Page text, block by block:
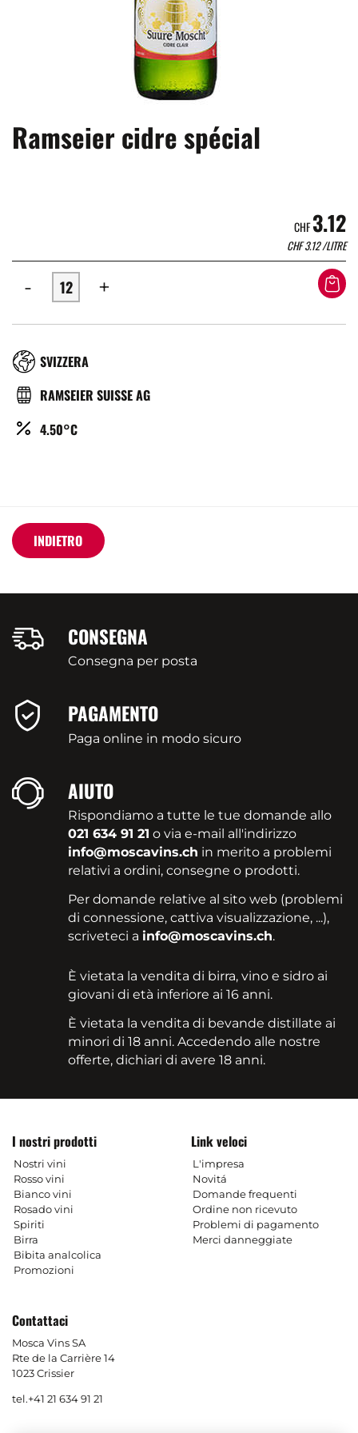
Ramseier cidre spécial
CHF3.12
CHF3.12/LITRE
- +
RÉGION
SVIZZERA
BRASSERIE
RAMSEIER SUISSE AG
ALCOOL
4.50°C
INDIETRO
CONSEGNA
Consegna per posta
PAGAMENTO
Paga online in modo sicuro
AIUTO
Rispondiamo a tutte le tue domande allo
021 634 91 21 o via e-mail all'indirizzo
info@moscavins.ch in merito a problemi
relativi a ordini, consegne o prodotti.
Per domande relative al sito web (problemi
di connessione, cattiva visualizzazione, ...),
scriveteci a info@moscavins.ch.
È vietata la vendita di birra, vino e sidro ai
giovani di età inferiore ai 16 anni.
È vietata la vendita di bevande distillate ai
minori di 18 anni. Accedendo alle nostre
offerte, dichiari di avere 18 anni.
I nostri prodotti
Nostri vini
Rosso vini
Bianco vini
Rosado vini
Spiriti
Birra
Bibita analcolica
Promozioni
Link veloci
L'impresa
Novitá
Domande frequenti
Ordine non ricevuto
Problemi di pagamento
Merci danneggiate
Contattaci
Mosca Vins SA
Rte de la Carrière 14
1023 Crissier
tel.+41 21 634 91 21